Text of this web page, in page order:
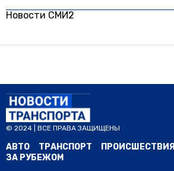
Новости СМИ2
© 2024 | ВСЕ ПРАВА ЗАЩИЩЕНЫ
АВТО ТРАНСПОРТ ПРОИСШЕСТВИЯ
ЗА РУБЕЖОМ